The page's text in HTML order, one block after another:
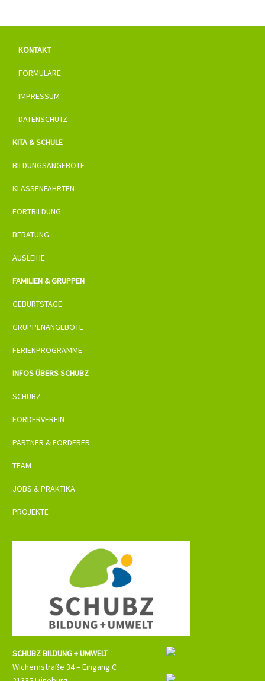
KONTAKT
FORMULARE
IMPRESSUM
DATENSCHUTZ
KITA & SCHULE
BILDUNGSANGEBOTE
KLASSENFAHRTEN
FORTBILDUNG
BERATUNG
AUSLEIHE
FAMILIEN & GRUPPEN
GEBURTSTAGE
GRUPPENANGEBOTE
FERIENPROGRAMME
INFOS ÜBERS SCHUBZ
SCHUBZ
FÖRDERVEREIN
PARTNER & FÖRDERER
TEAM
JOBS & PRAKTIKA
PROJEKTE
SCHUBZ BILDUNG + UMWELT
Wichernstraße 34 – Eingang C